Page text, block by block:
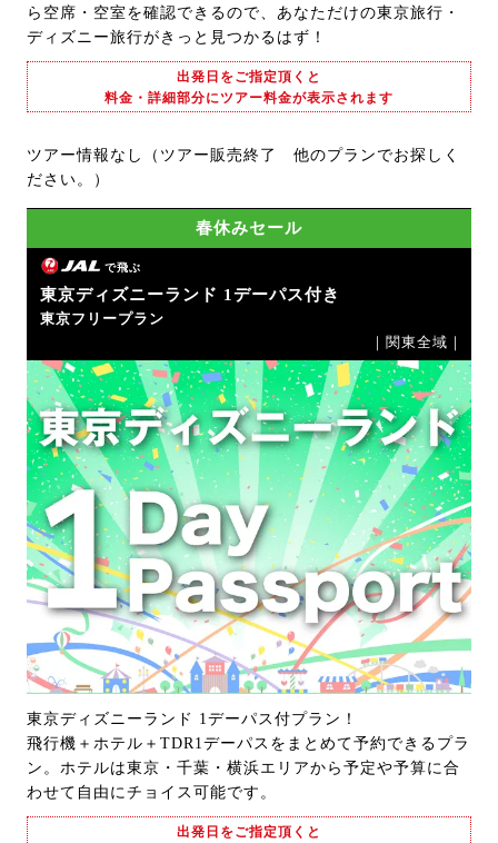
ら空席・空室を確認できるので、あなただけの東京旅行・
ディズニー旅行がきっと見つかるはず！
出発日をご指定頂くと
料金・詳細部分にツアー料金が表示されます
ツアー情報なし（ツアー販売終了 他のプランでお探しく
ださい。）
春休みセール
で飛ぶ
東京ディズニーランド 1デーパス付き
東京フリープラン
｜関東全域｜
東京ディズニーランド 1デーパス付プラン！
飛行機＋ホテル＋TDR1デーパスをまとめて予約できるプラ
ン。ホテルは東京・千葉・横浜エリアから予定や予算に合
わせて自由にチョイス可能です。
出発日をご指定頂くと